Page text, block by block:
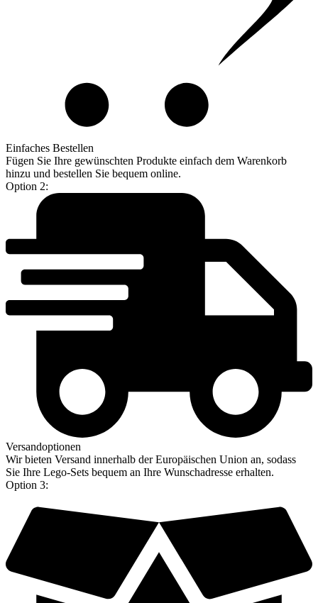
Einfaches Bestellen
Fügen Sie Ihre gewünschten Produkte einfach dem Warenkorb
hinzu und bestellen Sie bequem online.
Option 2:
Versandoptionen
Wir bieten Versand innerhalb der Europäischen Union an, sodass
Sie Ihre Lego-Sets bequem an Ihre Wunschadresse erhalten.
Option 3: